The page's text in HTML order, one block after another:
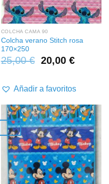
COLCHA CAMA 90
Colcha verano Stitch rosa
170×250
25,00€ 20,00 €
Añadir a favoritos